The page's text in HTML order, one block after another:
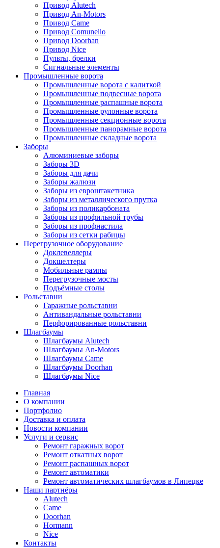
Привод Alutech
Привод An-Motors
Привод Came
Привод Comunello
Привод Doorhan
Привод Nice
Пульты, брелки
Сигнальные элементы
Промышленные ворота
Промышленные ворота с калиткой
Промышленные подвесные ворота
Промышленные распашные ворота
Промышленные рулонные ворота
Промышленные секционные ворота
Промышленные панорамные ворота
Промышленные складные ворота
Заборы
Алюминиевые заборы
Заборы 3D
Заборы для дачи
Заборы жалюзи
Заборы из евроштакетника
Заборы из металлического прутка
Заборы из поликарбоната
Заборы из профильной трубы
Заборы из профнастила
Заборы из сетки рабицы
Перегрузочное оборудование
Доклевеллеры
Докшелтеры
Мобильные рампы
Перегрузочные мосты
Подъёмные столы
Рольставни
Гаражные рольставни
Антивандальные рольставни
Перфорированные рольставни
Шлагбаумы
Шлагбаумы Alutech
Шлагбаумы An-Motors
Шлагбаумы Came
Шлагбаумы Doorhan
Шлагбаумы Nice
Главная
О компании
Портфолио
Доставка и оплата
Новости компании
Услуги и сервис
Ремонт гаражных ворот
Ремонт откатных ворот
Ремонт распашных ворот
Ремонт автоматики
Ремонт автоматических шлагбаумов в Липецке
Наши партнёры
Alutech
Came
Doorhan
Hormann
Nice
Контакты